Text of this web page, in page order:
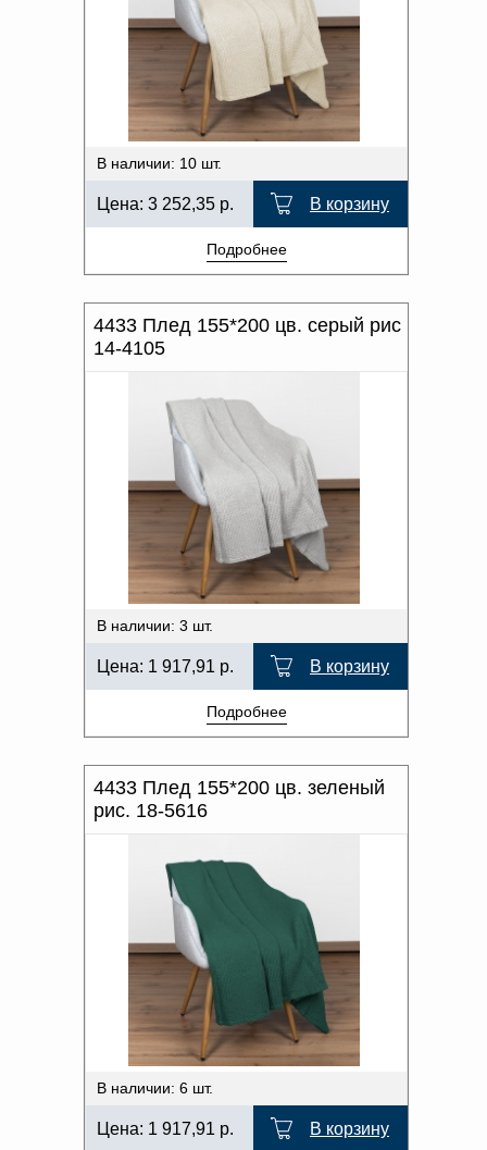
В наличии: 10 шт.
Цена: 3 252,35 р. В корзину
Подробнее
4433 Плед 155*200 цв. серый рис
14-4105
В наличии: 3 шт.
Цена: 1 917,91 р. В корзину
Подробнее
4433 Плед 155*200 цв. зеленый
рис. 18-5616
В наличии: 6 шт.
Цена: 1 917,91 р. В корзину